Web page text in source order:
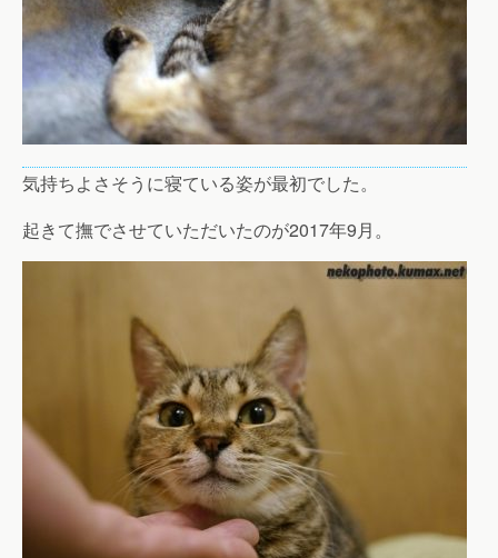
気持ちよさそうに寝ている姿が最初でした。
起きて撫でさせていただいたのが2017年9月。